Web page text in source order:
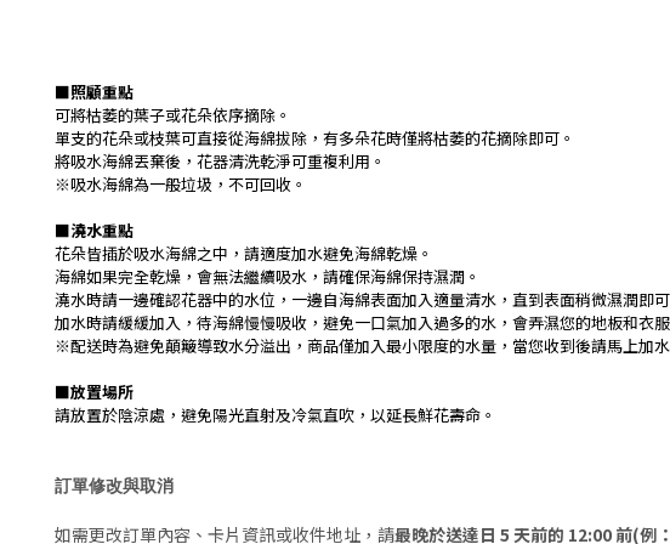
■照顧重點
可將枯萎的葉子或花朵依序摘除。
單支的花朵或枝葉可直接從海綿拔除，有多朵花時僅將枯萎的花摘除即可。
將吸水海綿丟棄後，花器清洗乾淨可重複利用。
※吸水海綿為一般垃圾，不可回收。
■澆水重點
花朵皆插於吸水海綿之中，請適度加水避免海綿乾燥。
海綿如果完全乾燥，會無法繼續吸水，請確保海綿保持濕潤。
澆水時請一邊確認花器中的水位，一邊自海綿表面加入適量清水，直到表面稍微濕潤即可
加水時請緩緩加入，待海綿慢慢吸收，避免一口氣加入過多的水，會弄濕您的地板和衣服
※配送時為避免顛簸導致水分溢出，商品僅加入最小限度的水量，當您收到後請馬上加水
■放置場所
請放置於陰涼處，避免陽光直射及冷氣直吹，以延長鮮花壽命。
訂單修改與取消
如需更改訂單內容、卡片資訊或收件地址，請最晚於送達日 5 天前的 12:00 前(例